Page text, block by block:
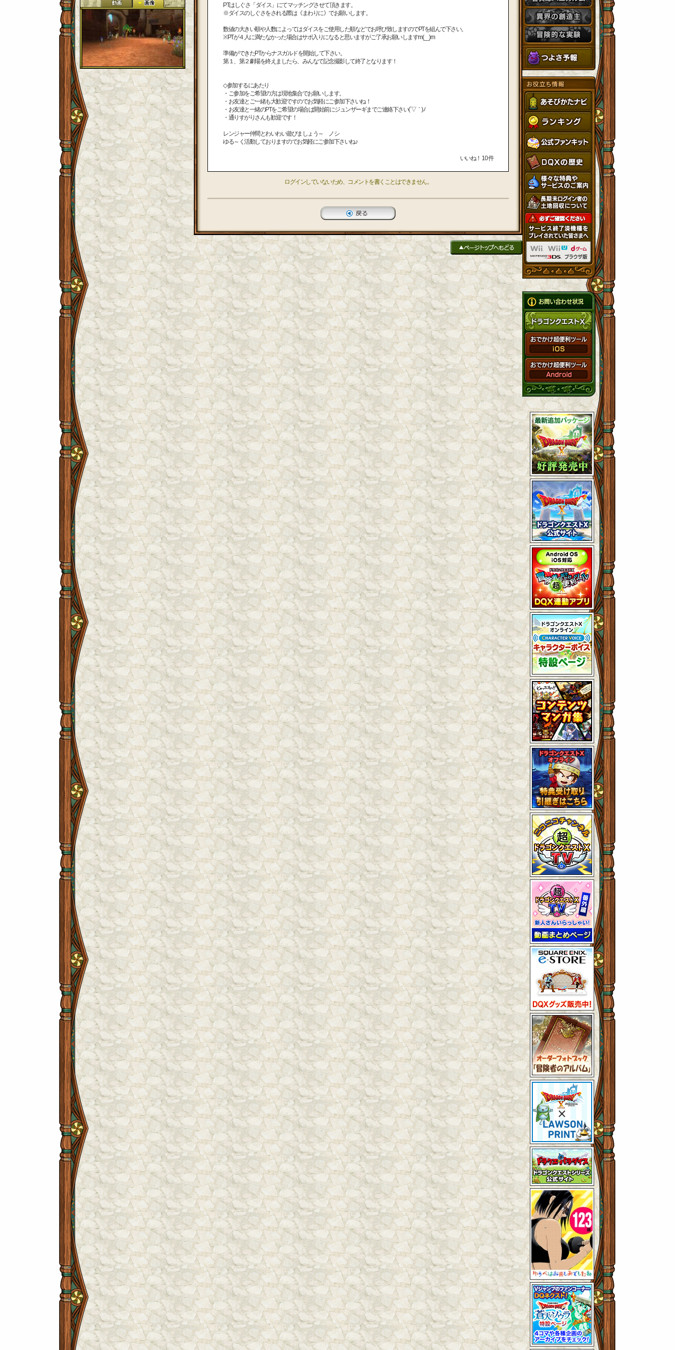
PTはしぐさ「ダイス」にてマッチングさせて頂きます。
※ダイスのしぐさをされる際は《まわりに》でお願いします。
数値の大きい順や人数によってはダイスをご使用した順などでお呼び致しますのでPTを組んで下さい。
※PTが４人に満たなかった場合はサポ入りになると思いますがご了承お願いしますm(__)m
準備ができたPTからナスガルドを開始して下さい。
第１、第２劇場を終えましたら、みんなで記念撮影して終了となります！
◇参加するにあたり
・ご参加をご希望の方は現地集合でお願いします。
・お友達とご一緒も大歓迎ですのでお気軽にご参加下さいね！
・お友達と一緒のPTをご希望の場合は開始前にジュンザーギまでご連絡下さい(´▽｀)ﾉ
・通りすがりさんも歓迎です！
レンジャー仲間とわいわい遊びましょう～ ノシ
ゆる～く活動しておりますのでお気軽にご参加下さいね♪
いいね！ 10件
ログインしていないため、コメントを書くことはできません。